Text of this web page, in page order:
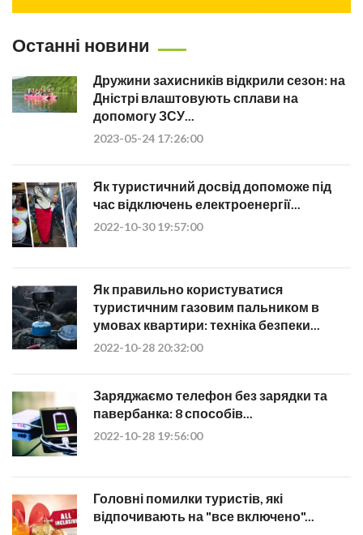
Останні новини
Дружини захисників відкрили сезон: на
Дністрі влаштовують сплави на
допомогу ЗСУ...
2023-05-24 17:26:00
Як туристичний досвід допоможе під
час відключень електроенергії...
2022-10-30 19:57:00
Як правильно користуватися
туристичним газовим пальником в
умовах квартири: техніка безпеки...
2022-10-28 20:32:00
Заряджаємо телефон без зарядки та
павербанка: 8 способів...
2022-10-28 19:56:00
Головні помилки туристів, які
відпочивають на "все включено"...